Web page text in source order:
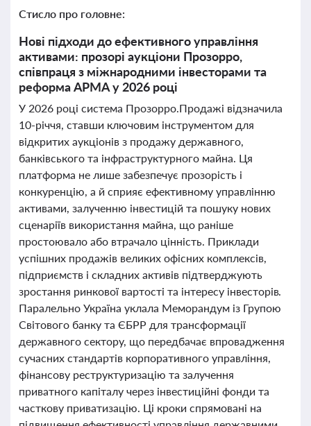
Стисло про головне:
Нові підходи до ефективного управління
активами: прозорі аукціони Прозорро,
співпраця з міжнародними інвесторами та
реформа АРМА у 2026 році
У 2026 році система Прозорро.Продажі відзначила
10-річчя, ставши ключовим інструментом для
відкритих аукціонів з продажу державного,
банківського та інфраструктурного майна. Ця
платформа не лише забезпечує прозорість і
конкуренцію, а й сприяє ефективному управлінню
активами, залученню інвестицій та пошуку нових
сценаріїв використання майна, що раніше
простоювало або втрачало цінність. Приклади
успішних продажів великих офісних комплексів,
підприємств і складних активів підтверджують
зростання ринкової вартості та інтересу інвесторів.
Паралельно Україна уклала Меморандум із Групою
Світового банку та ЄБРР для трансформації
державного сектору, що передбачає впровадження
сучасних стандартів корпоративного управління,
фінансову реструктуризацію та залучення
приватного капіталу через інвестиційні фонди та
часткову приватизацію. Ці кроки спрямовані на